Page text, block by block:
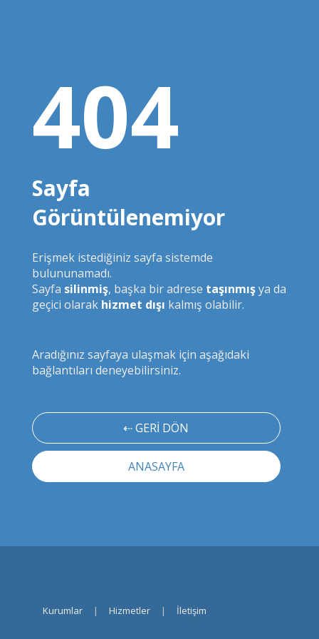
404
Sayfa
Görüntülenemiyor
Erişmek istediğiniz sayfa sistemde
bulununamadı.
Sayfa silinmiş, başka bir adrese taşınmışya da
geçici olarak hizmet dışı kalmış olabilir.
Aradığınız sayfaya ulaşmak için aşağıdaki
bağlantıları deneyebilirsiniz.
⇠ GERİ DÖN
ANASAYFA
Kurumlar | Hizmetler | İletişim